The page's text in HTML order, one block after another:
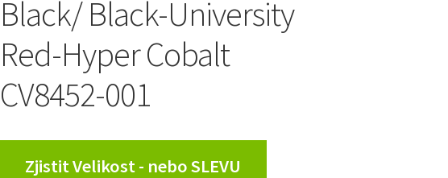
Black/ Black-University
Red-Hyper Cobalt
CV8452-001
Zjistit Velikost - nebo SLEVU